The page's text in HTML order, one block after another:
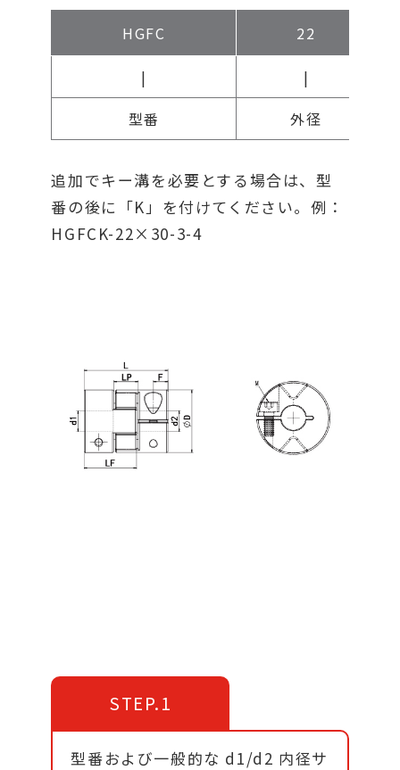
HGFC 22
|
|
型番
外径
追加でキー溝を必要とする場合は、型
番の後に「K」を付けてください。例：
HGFCK-22×30-3-4
STEP.1
型番および一般的な d1/d2 内径サ